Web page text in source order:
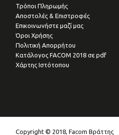
Τρόποι Πληρωμής
Αποστολές & Επιστροφές
Επικοινωνήστε μαζί μας
Όροι Χρήσης
Πολιτική Απορρήτου
Kατάλογος FACOM 2018 σε pdf
Χάρτης Ιστότοπου
Copyright © 2018, Facom Βράττης